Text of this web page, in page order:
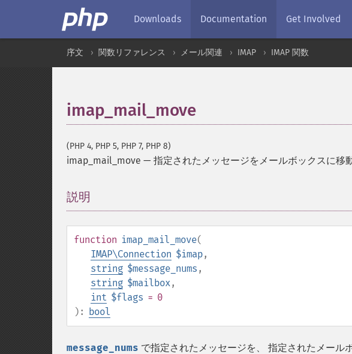
Downloads Documentation Get Involved
序文 関数リファレンス メール関連 IMAP IMAP 関数
imap_mail_move
(PHP 4, PHP 5, PHP 7, PHP 8)
imap_mail_move — 指定されたメッセージをメールボックスに移
説明
function imap_mail_move(
IMAP\Connection $imap,
string $message_nums ,
string $mailbox,
int $flags = 0
): bool
message_nums で指定されたメッセージを、 指定されたメール